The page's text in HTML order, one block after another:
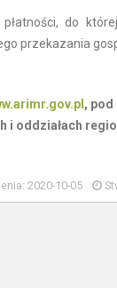
do
przekazania
, pod
i oddziałach
2020-10-05